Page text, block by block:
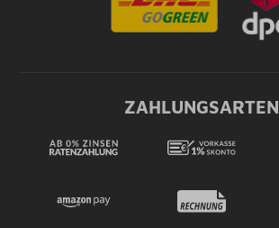
ZAHLUNGSARTEN